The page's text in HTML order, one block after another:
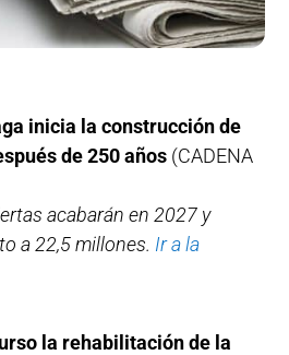
inicia la construcción de
de 250 años (CADENA
acabarán en 2027 y
a 22,5 millones. Ir a la
la rehabilitación de la